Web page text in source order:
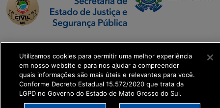
SETDIG | Secretaria-
Executiva de
Transformação Digital
get_footer();
Utilizamos cookies para permitir uma melhor experiência
em nosso website e para nos ajudar a compreender
quais informações são mais úteis e relevantes para você.
Conforme Decreto Estadual 15.572/2020 que trata da
LGPD no Governo do Estado de Mato Grosso do Sul.